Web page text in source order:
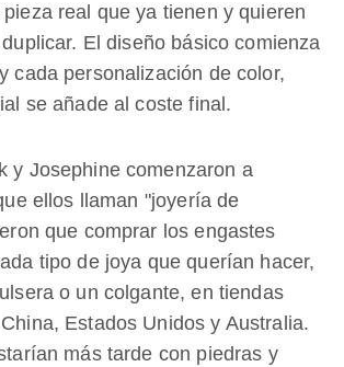
real que ya tienen y quieren
El diseño básico comienza
cada personalización de color,
se añade al coste final.
y Josephine comenzaron a
ellos llaman "joyería de
que comprar los engastes
tipo de joya que querían hacer,
o un colgante, en tiendas
Estados Unidos y Australia.
más tarde con piedras y